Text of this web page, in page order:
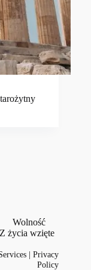
Wolność
Z życia wzięte
|Privacy
Policy